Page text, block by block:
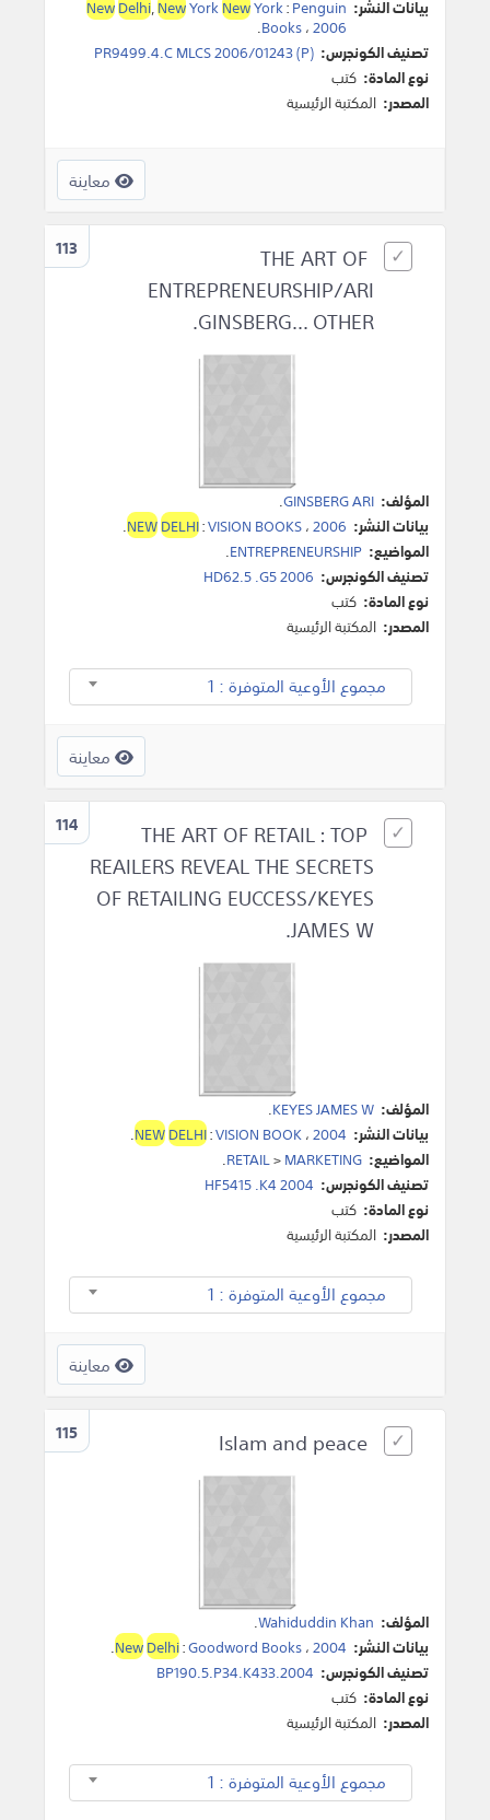
بيانات النشر:
NewDelhi,NewYorkNewYork:Penguin
Books،2006
.
تصنيف الكونجرس: PR9499.4.C MLCS 2006/01243 (P)
نوع المادة: كتب
المصدر: المكتبة الرئيسية
معاينة
113
THE ART OF
ENTREPRENEURSHIP/ARI
GINSBERG... OTHER.
المؤلف: GINSBERG ARI
.
بيانات النشر:
NEWDELHI:VISION BOOKS،2006
.
المواضيع: ENTREPRENEURSHIP
.
تصنيف الكونجرس: HD62.5 .G5 2006
نوع المادة: كتب
المصدر: المكتبة الرئيسية
مجموع الأوعية المتوفرة : 1
معاينة
114
THE ART OF RETAIL : TOP
REAILERS REVEAL THE SECRETS
OF RETAILING EUCCESS/KEYES
JAMES W.
المؤلف: KEYES JAMES W
.
بيانات النشر:
NEWDELHI:VISION BOOK،2004
.
المواضيع:
RETAIL>MARKETING
.
تصنيف الكونجرس: HF5415 .K4 2004
نوع المادة: كتب
المصدر: المكتبة الرئيسية
مجموع الأوعية المتوفرة : 1
معاينة
115
المؤلف: Wahiduddin Khan
.
بيانات النشر:
NewDelhi:Goodword Books،2004
.
تصنيف الكونجرس: BP190.5.P34.K433.2004
نوع المادة: كتب
المصدر: المكتبة الرئيسية
مجموع الأوعية المتوفرة : 1